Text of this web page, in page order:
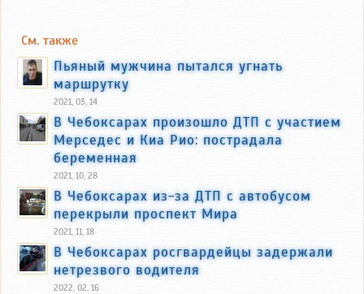
См. также
Пьяный мужчина пытался угнать
маршрутку
2021, 03, 14
В Чебоксарах произошло ДТП с участием
Мерседес и Киа Рио: пострадала
беременная
2021, 10, 28
В Чебоксарах из-за ДТП с автобусом
перекрыли проспект Мира
2021, 11, 18
В Чебоксарах росгвардейцы задержали
нетрезвого водителя
2022, 02, 16